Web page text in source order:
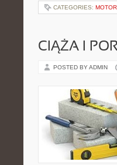
CATEGORIES:
CIĄŻA I
POSTED BY ADMIN